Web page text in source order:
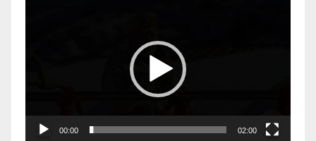
00:00 02:00